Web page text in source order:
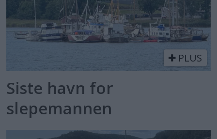
PLUS
Siste havn for
slepemannen